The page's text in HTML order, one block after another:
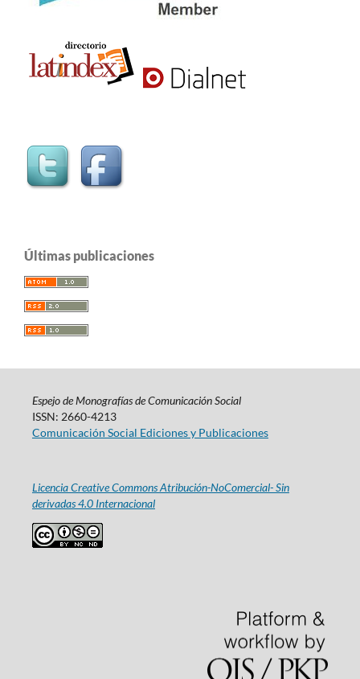
Últimas publicaciones
Espejo de Monografías de Comunicación Social
ISSN: 2660-4213
Comunicación Social Ediciones y Publicaciones
Licencia Creative Commons Atribución-NoComercial- Sin
derivadas 4.0 Internacional